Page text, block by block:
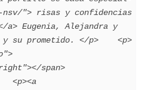
nsv/"> risas y confidencias
a> Eugenia, Alejandra y
su prometido. </p>    <p>
span>
<p><a